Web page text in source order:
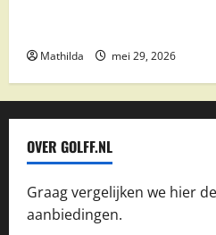
Mathilda mei 29, 2026
OVER GOLFF.NL
Graag vergelijken we hier
aanbiedingen.